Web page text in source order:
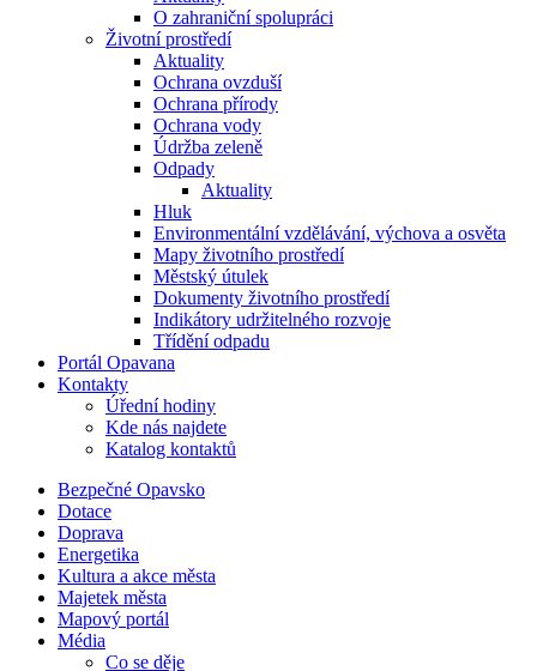
O zahraniční spolupráci
Životní prostředí
Aktuality
Ochrana ovzduší
Ochrana přírody
Ochrana vody
Údržba zeleně
Odpady
Aktuality
Hluk
Environmentální vzdělávání, výchova a osvěta
Mapy životního prostředí
Městský útulek
Dokumenty životního prostředí
Indikátory udržitelného rozvoje
Třídění odpadu
Portál Opavana
Kontakty
Úřední hodiny
Kde nás najdete
Katalog kontaktů
Bezpečné Opavsko
Dotace
Doprava
Energetika
Kultura a akce města
Majetek města
Mapový portál
Média
Co se děje